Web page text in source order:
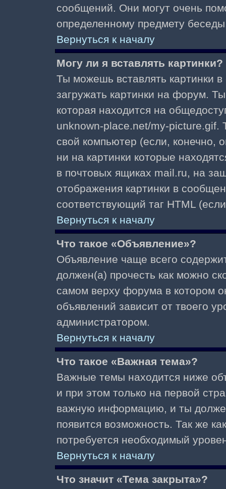
сообщений. Они могут очень
определенному предмету
Вернуться к началу
Могу ли я вставлять картинки?
Ты можешь вставлять картинки
загружать картинки на форум.
которая находится на
unknown-place.net/my-picture.gif.
свой компьютер (если, конечно,
ни на картинки которые
в почтовых ящиках mail.ru, на
отображения картинки в
соответствующий таг HTML
Вернуться к началу
Что такое «Объявление»?
Объявление чаще всего
должен(а) прочесть как можно
самом верху форума в котором
объявлений зависит от твоего
администратором.
Вернуться к началу
Что такое «Важная тема»?
Важные темы находится ниже
и при этом только на первой
важную информацию, и ты
появится возможность. Так же
потребуется необходимый
Вернуться к началу
Что значит «Тема закрыта»?